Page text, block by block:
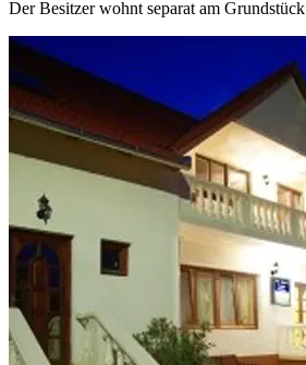
Der Besitzer wohnt separat am Grundstück